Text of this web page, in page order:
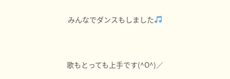
みんなでダンスもしました
歌もとっても上手です(^O^)／